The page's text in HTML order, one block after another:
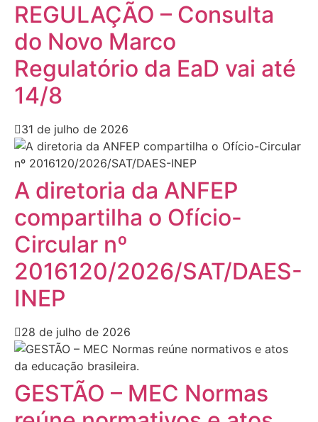
REGULAÇÃO – Consulta
do Novo Marco
Regulatório da EaD vai até
14/8
31 de julho de 2026
A diretoria da ANFEP
compartilha o Ofício-
Circular nº
2016120/2026/SAT/DAES-
INEP
28 de julho de 2026
GESTÃO – MEC Normas